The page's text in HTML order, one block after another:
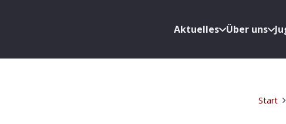
Aktuelles Über uns
Start